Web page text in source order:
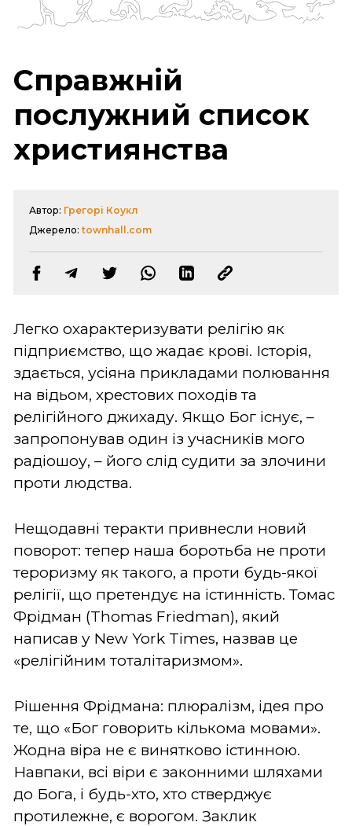
Справжній
послужний список
християнства
Автор: Грегорі Коукл
Джерело: townhall.com
Легко охарактеризувати релігію як
підприємство, що жадає крові. Історія,
здається, усіяна прикладами полювання
на відьом, хрестових походів та
релігійного джихаду. Якщо Бог існує, –
запропонував один із учасників мого
радіошоу, – його слід судити за злочини
проти людства.
Нещодавні теракти привнесли новий
поворот: тепер наша боротьба не проти
тероризму як такого, а проти будь-якої
релігії, що претендує на істинність. Томас
Фрідман (Thomas Friedman), який
написав у New York Times, назвав це
«релігійним тоталітаризмом».
Рішення Фрідмана: плюралізм, ідея про
те, що «Бог говорить кількома мовами».
Жодна віра не є винятково істинною.
Навпаки, всі віри є законними шляхами
до Бога, і будь-хто, хто стверджує
протилежне, є ворогом. Заклик